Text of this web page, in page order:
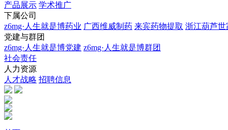
产品展示 学术推广
下属公司
z6mg·人生就是博药业 广西维威制药 来宾药物提取 浙江葫芦世
党建与群团
z6mg·人生就是博党建 z6mg·人生就是博群团
社会责任
人力资源
人才战略 招聘信息